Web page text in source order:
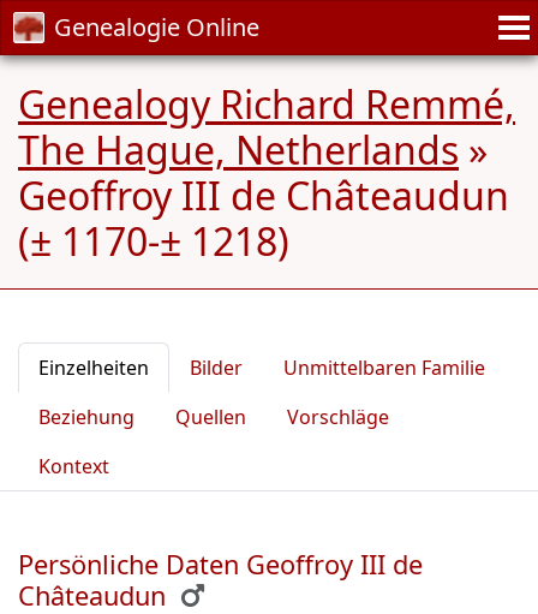
Genealogie Online
Genealogy Richard Remmé,
The Hague, Netherlands »
Geoffroy III de Châteaudun
(± 1170-± 1218)
Einzelheiten Bilder
Unmittelbaren Familie
Beziehung
Quellen
Vorschläge
Kontext
Persönliche Daten Geoffroy III de
Châteaudun